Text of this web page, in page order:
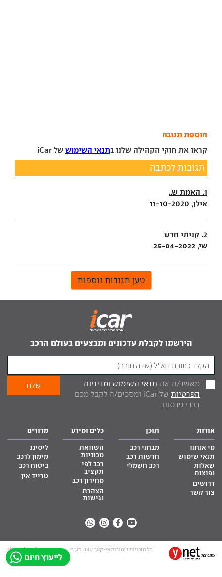
הוספת תגובה
קראו את חוקי הקהילה שלנו בתנאי השימוש של iCar
תגובות לכתבה
1. האמת ש..
אילן, 11-10-2020
2. קניתי חדש
שי, 25-04-2022
טען תגובות נוספות
לייעוץ חינם
הירשמו לקבלת עדכונים ומבצעים בעולם הרכב
מאשר/ת את תנאי השימוש ומדיניות
הפרטיות
של iCar ומסכים/ה לקבל מכם
דברי פרסום.
אודות
מי אנחנו
תנאי שימוש
שאלות
נפוצות
דרושים
צור קשר
תוכן
מבחני רכב
חדשות רכב
רכב חשמלי
כלים ומידע
השוואת
מכוניות
רכב לפי
תקציב
מחירון רכב
הצהרת
נגישות
מדורים
ליסינג
מימון לרכב
ביטוח רכב
טרייד אין
כל הזכויות שמורות אי-קאר 2007 בע”מ site by tq.soft